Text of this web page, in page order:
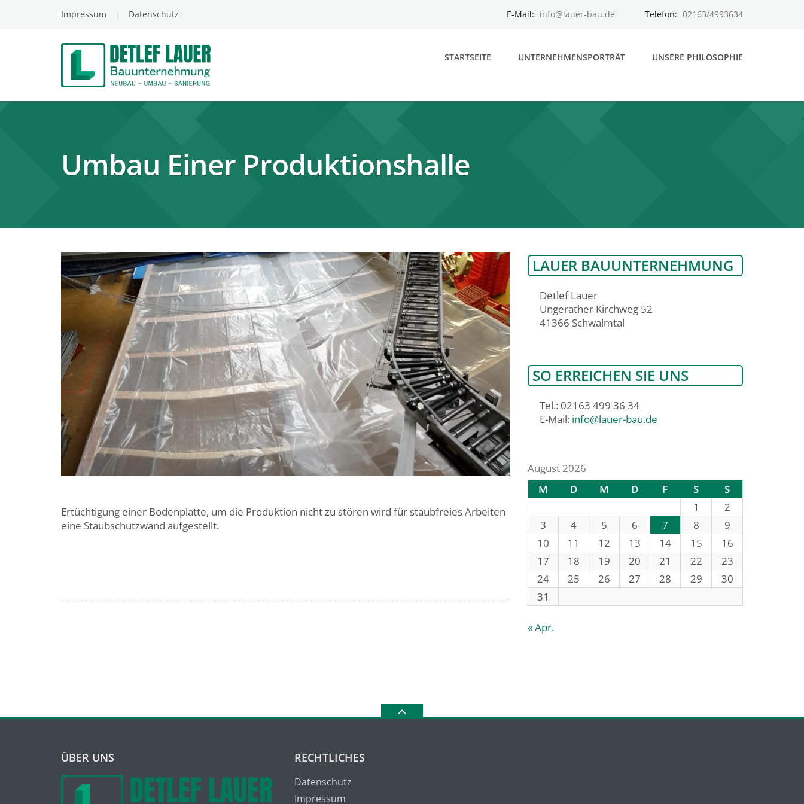
content
Impressum Datenschutz E-Mail: info@lauer-bau.de Telefon: 02163/4993634
STARTSEITE UNTERNEHMENSPORTRÄT UNSERE PHILOSOPHIE
Umbau Einer Produktionshalle
Ertüchtigung einer Bodenplatte, um die Produktion nicht zu stören wird für staubfreies Arbeiten
eine Staubschutzwand aufgestellt.
LAUER BAUUNTERNEHMUNG
Detlef Lauer
Ungerather Kirchweg 52
41366 Schwalmtal
SO ERREICHEN SIE UNS
Tel.: 02163 499 36 34
E-Mail: info@lauer-bau.de
August 2026
M
D M D F S
S
1
2
3
4 5 6 7 8
9
10
11 12 13 14 15
16
17
18 19 20 21 22
23
24
25 26 27 28 29
30
31
« Apr.
ÜBER UNS RECHTLICHES
Datenschutz
Impressum